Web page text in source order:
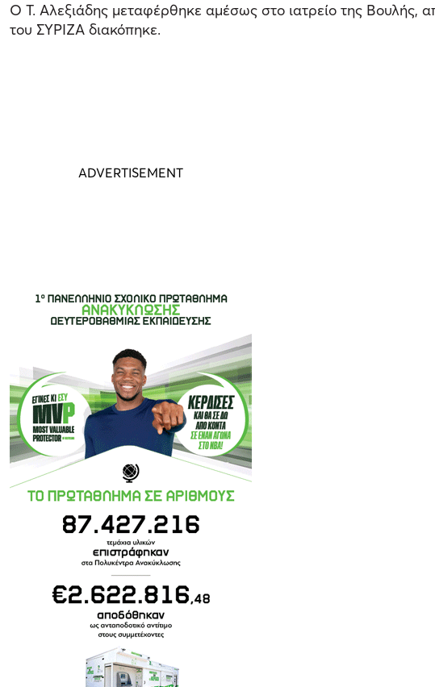
Ο Τ. Αλεξιάδης μεταφέρθηκε αμέσως στο ιατρείο της Βουλής,
του ΣΥΡΙΖΑ διακόπηκε.